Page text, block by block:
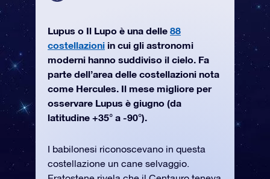
Lupus o Il Lupo è una delle 88
costellazioni in cui gli astronomi
moderni hanno suddiviso il cielo. Fa
parte dell’area delle costellazioni nota
come Hercules. Il mese migliore per
osservare Lupus è giugno (da
latitudine +35° a -90°).
I babilonesi riconoscevano in questa
costellazione un cane selvaggio.